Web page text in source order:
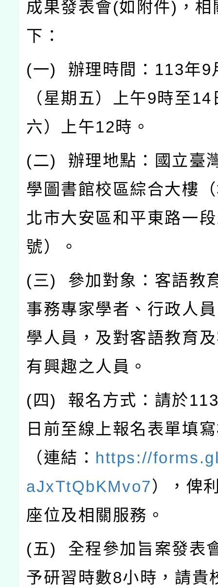
成果發表會(如附件) ，
下：
(一) 辦理時間： 113年9
（星期五）上午9時至14
六）上午12時。
(二) 辦理地點：國立臺
學圖書館校區綜合大樓
北市大安區和平東路一段
號）。
(三) 參加對象：客語教
事務專家學者、行政人
學人員，及對客語教育
有興趣之人員。
( 四) 報名方式：請於
日前至線上報名表單填
（連結： https://
aJxTtQbKMvo7），俾
座位及相關服務。
(五) 全程參加旨案發表
予研習時數8小時，請貴